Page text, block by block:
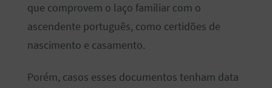
que comprovem o laço familiar com o
ascendente português, como certidões de
nascimento e casamento.
Porém, casos esses documentos tenham data